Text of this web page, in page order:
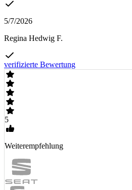
5/7/2026
Regina Hedwig F.
verifizierte Bewertung
5
Weiterempfehlung